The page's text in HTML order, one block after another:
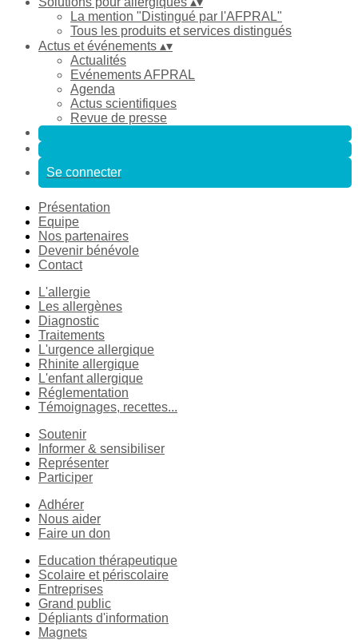
La mention "Distingué par l'AFPRAL"
Tous les produits et services distingués
Actus et événements ▴▾
Actualités
Evénements AFPRAL
Agenda
Actus scientifiques
Revue de presse
Se connecter
Présentation
Equipe
Nos partenaires
Devenir bénévole
Contact
L'allergie
Les allergènes
Diagnostic
Traitements
L'urgence allergique
Rhinite allergique
L'enfant allergique
Réglementation
Témoignages, recettes...
Soutenir
Informer & sensibiliser
Représenter
Participer
Adhérer
Nous aider
Faire un don
Education thérapeutique
Scolaire et périscolaire
Entreprises
Grand public
Dépliants d'information
Magnets